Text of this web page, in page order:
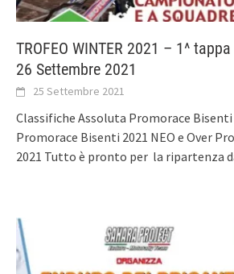
TROFEO WINTER 2021 – 1^
26 Settembre 2021
25 Settembre 2021
Classifiche Assoluta Promorace Bisenti
Promorace Bisenti 2021 NEO e Over
2021 Tutto è pronto per la ripartenza